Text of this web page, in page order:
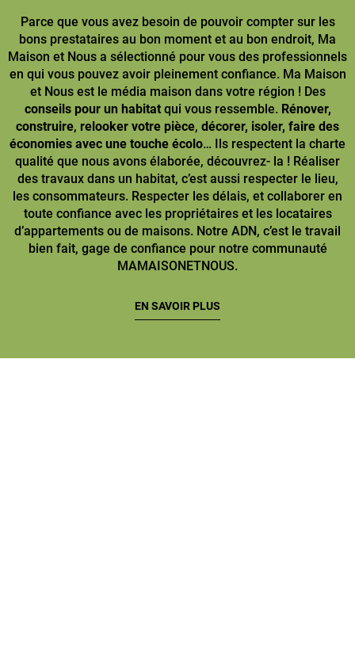
Parce que vous avez besoin de pouvoir compter sur les
bons prestataires au bon moment et au bon endroit, Ma
Maison et Nous a sélectionné pour vous des professionnels
en qui vous pouvez avoir pleinement confiance. Ma Maison
et Nous est le média maison dans votre région ! Des
conseils pour un habitatqui vous ressemble. Rénover,
construire, relooker votre pièce, décorer, isoler, faire des
économies avec une touche écolo… Ils respectent la charte
qualité que nous avons élaborée, découvrez- la ! Réaliser
des travaux dans un habitat, c’est aussi respecter le lieu,
les consommateurs. Respecter les délais, et collaborer en
toute confiance avec les propriétaires et les locataires
d’appartements ou de maisons. Notre ADN, c’est le travail
bien fait, gage de confiance pour notre communauté
MAMAISONETNOUS.
EN SAVOIR PLUS